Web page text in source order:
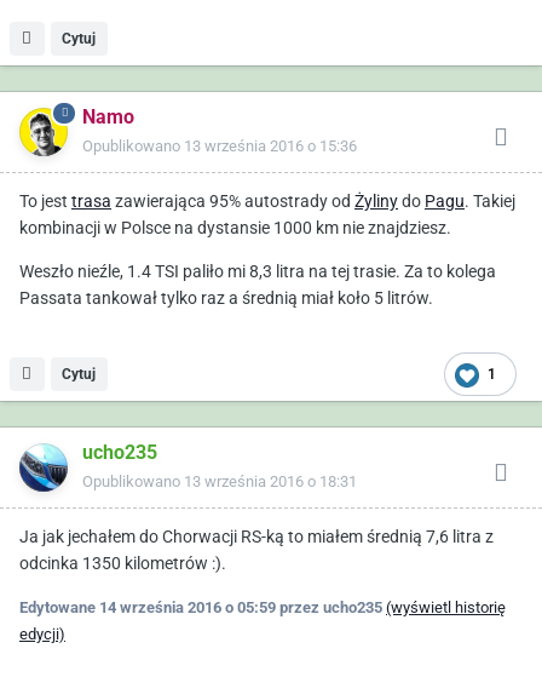
Cytuj
Namo
Opublikowano 13 września 2016 o 15:36
To jest trasa zawierająca 95% autostrady od Żylinydo Pagu. Takiej
kombinacji w Polsce na dystansie 1000 km nie znajdziesz.
Weszło nieźle, 1.4 TSI paliło mi 8,3 litra na tej trasie. Za to kolega
Passata tankował tylko raz a średnią miał koło 5 litrów.
1
Cytuj
ucho235
Opublikowano 13 września 2016 o 18:31
Ja jak jechałem do Chorwacji RS-ką to miałem średnią 7,6 litra z
odcinka 1350 kilometrów :).
Edytowane 14 września 2016 o 05:59 przez ucho235 (wyświetl historię
edycji)